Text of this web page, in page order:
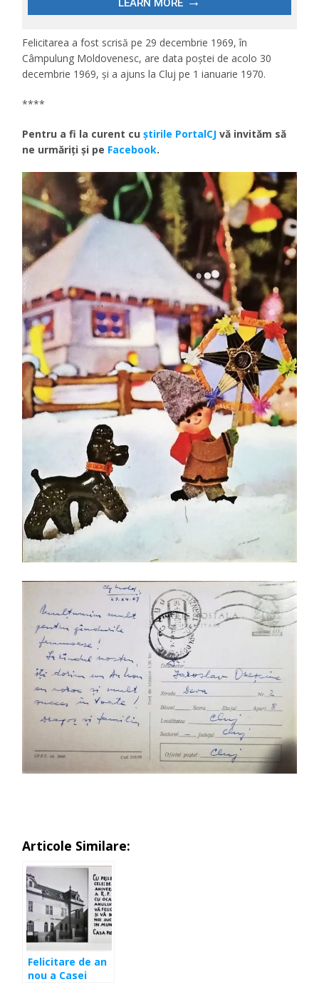
Felicitarea a fost scrisă pe 29 decembrie 1969, în
Câmpulung Moldovenesc, are data poştei de acolo 30
decembrie 1969, şi a ajuns la Cluj pe 1 ianuarie 1970.
****
Pentru a fi la curent cuştirile PortalCJ vă invităm să
ne urmăriţi şi pe Facebook.
Articole Similare:
Felicitare de an
nou a Casei